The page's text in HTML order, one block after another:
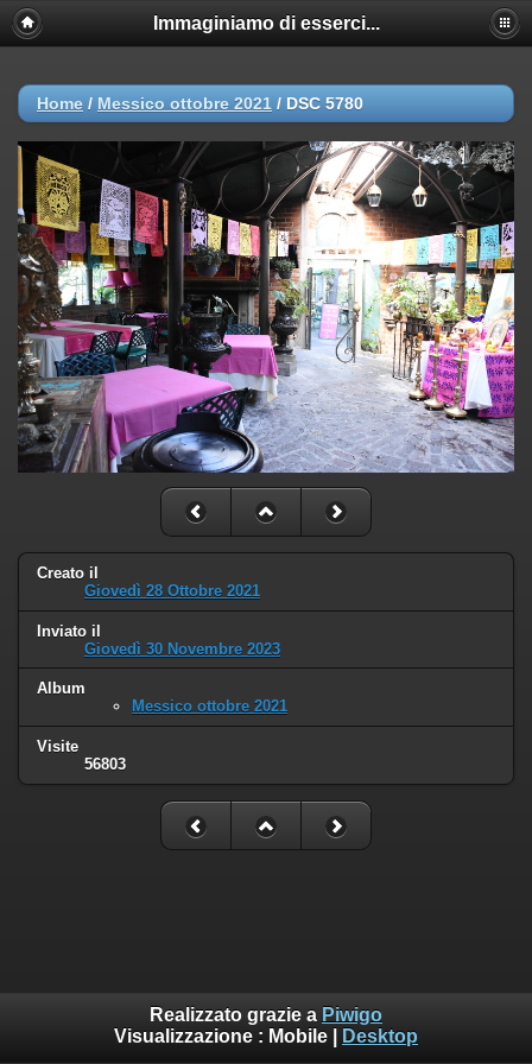
Immaginiamo di esserci...
Home / Messico ottobre 2021 / DSC 5780
Creato il
Giovedì 28 Ottobre 2021
Inviato il
Giovedì 30 Novembre 2023
Album
Messico ottobre 2021
Visite
56803
Realizzato grazie a Piwigo
Visualizzazione : Mobile Desktop